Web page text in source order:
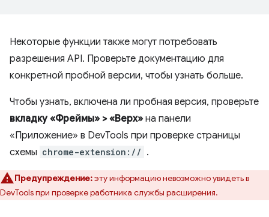
Некоторые функции также могут потребовать
разрешения API. Проверьте документацию для
конкретной пробной версии, чтобы узнать больше.
Чтобы узнать, включена ли пробная версия, проверьте
вкладку «Фреймы» > «Верх» на панели
«Приложение» в DevTools при проверке страницы
схемы chrome-extension:// .
Предупреждение:эту информацию невозможно увидеть в
DevTools при проверке работника службы расширения.